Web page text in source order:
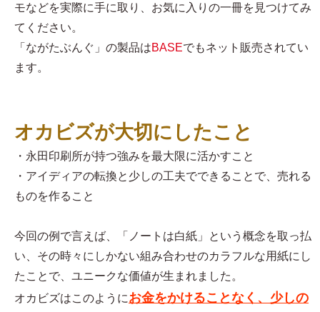
モなどを実際に手に取り、お気に入りの一冊を見つけてみ
てください。
「ながたぶんぐ」の製品はBASEでもネット販売されてい
ます。
オカビズが大切にしたこと
・永田印刷所が持つ強みを最大限に活かすこと
・アイディアの転換と少しの工夫でできることで、売れる
ものを作ること
今回の例で言えば、「ノートは白紙」という概念を取っ払
い、その時々にしかない組み合わせのカラフルな用紙にし
たことで、ユニークな価値が生まれました。
オカビズはこのようにお金をかけることなく、少しの